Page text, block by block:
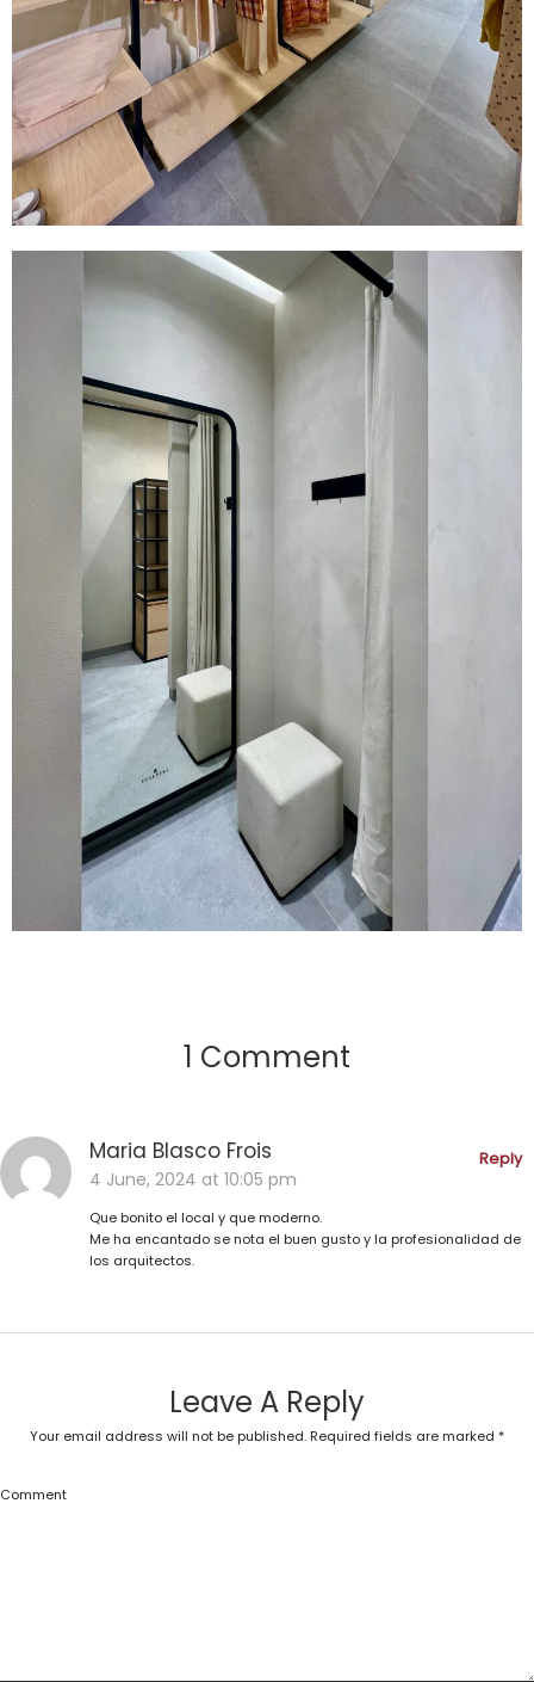
1 Comment
Maria Blasco Frois
4 June, 2024 at 10:05 pm
Reply
Que bonito el local y que moderno.
Me ha encantado se nota el buen gusto y la profesionalidad de
los arquitectos.
Leave A Reply
Your email address will not be published. Required fields are marked *
Comment